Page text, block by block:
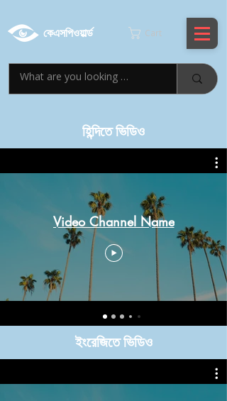
কেএসপিওয়ার্ল্ড Cart
হিন্দিতে ভিডিও
Video Channel Name
ইংরেজিতে ভিডিও